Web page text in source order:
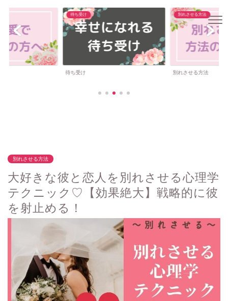
待ち受け
待ち受け
別れさせる方法
別れさせる方法
別れさせる方法
大好きな彼と恋人を別れさせる心理学
テクニック♡【効果絶大】戦略的に彼
を射止める！